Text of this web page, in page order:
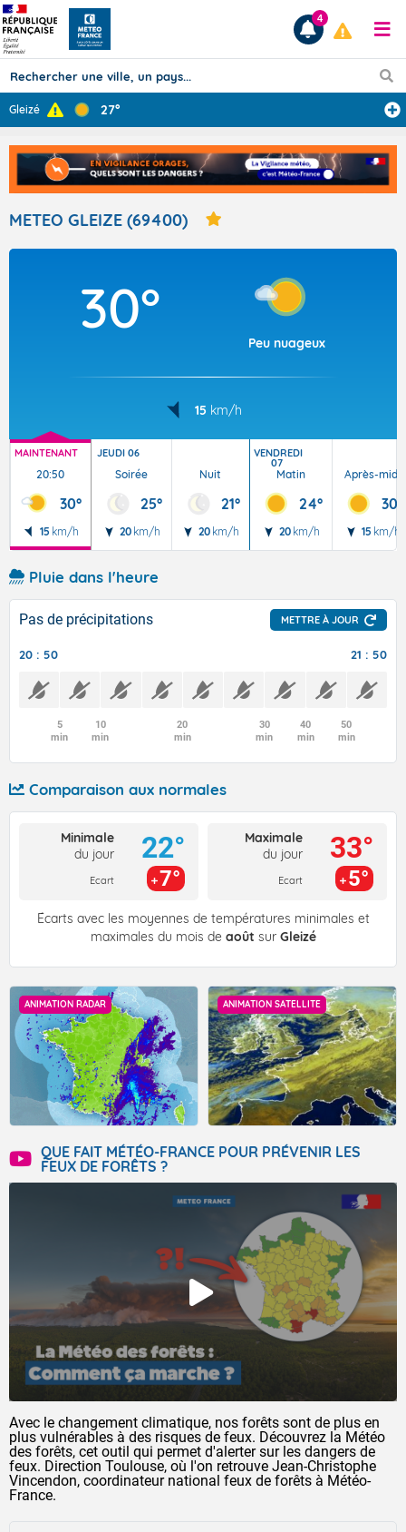
Prévisions
TOUS LES RÉSULTATS
Articles
4
Gleizé 27°
METEO GLEIZE (69400)
30°
Peu nuageux
15 km/h
MAINTENANT
20:50
30°
15 km/h
JEUDI 06
Soirée
25°
20 km/h
Nuit
21°
20 km/h
VENDREDI
07
Matin
24°
20 km/h
Après-midi
30°
15 km/h
Pluie dans l'heure
Pas de précipitations METTRE À JOUR
20 : 50 21 : 50
5
min
10
min
20
min
30
min
40
min
50
min
Comparaison aux normales
Minimale
du jour
Ecart
22°
7°
Maximale
du jour
Ecart
33°
5°
Écarts avec les moyennes de températures minimales et
maximales du mois de août sur Gleizé
ANIMATION RADAR ANIMATION SATELLITE
QUE FAIT MÉTÉO-FRANCE POUR PRÉVENIR LES
FEUX DE FORÊTS ?
Avec le changement climatique, nos forêts sont de plus en
plus vulnérables à des risques de feux. Découvrez la Météo
des forêts, cet outil qui permet d'alerter sur les dangers de
feux. Direction Toulouse, où l'on retrouve Jean-Christophe
Vincendon, coordinateur national feux de forêts à Météo-
France.